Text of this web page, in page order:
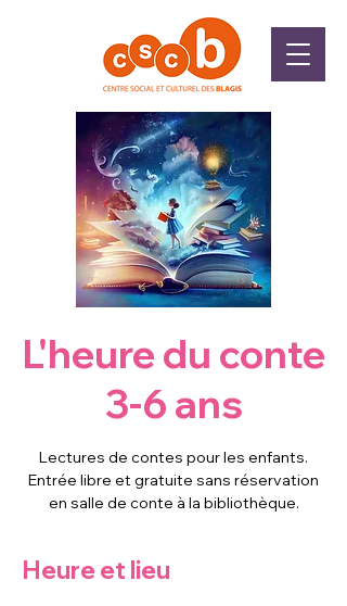
L'heure du conte
3-6 ans
Lectures de contes pour les enfants.
Entrée libre et gratuite sans réservation
en salle de conte à la bibliothèque.
Heure et lieu